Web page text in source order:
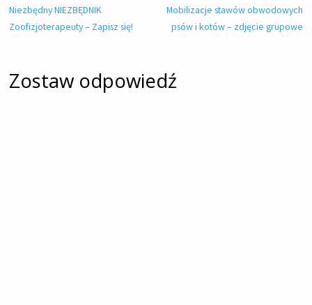
Niezbędny NIEZBĘDNIK
Zoofizjoterapeuty – Zapisz się!
Mobilizacje stawów obwodowych
psów i kotów – zdjęcie grupowe
Zostaw odpowiedź